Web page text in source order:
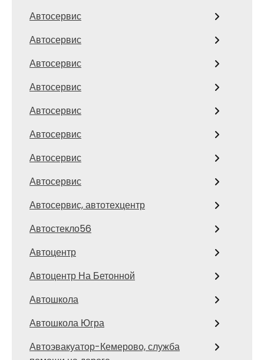
Автосервис
Автосервис
Автосервис
Автосервис
Автосервис
Автосервис
Автосервис
Автосервис
Автосервис, автотехцентр
Автостекло56
Автоцентр
Автоцентр На Бетонной
Автошкола
Автошкола Югра
Автоэвакуатор-Кемерово, служба